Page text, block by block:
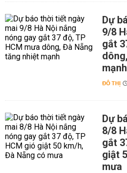
Dự
9/8
gắt
mạnh
ĐÔ THỊ
Dự
8/8
gắt
giật
mưa